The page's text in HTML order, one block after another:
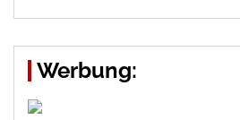
Werbung: